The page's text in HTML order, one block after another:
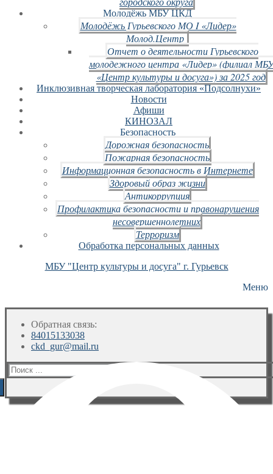
Молодёжь МБУ ЦКД
Молодёжь Гурьевского МО I «Лидер»
Молод.Центр
Отчет о деятельности Гурьевского
молодежного центра «Лидер» (филиал
«Центр культуры и досуга») за 2025 год
Инклюзивная творческая лаборатория «Подсолнухи»
Новости
Афиши
КИНОЗАЛ
Безопасность
Дорожная безопасность
Пожарная безопасность
Информационная безопасность в Интернете
Здоровый образ жизни
Антикоррупция
Профилактика безопасности и правонарушения
несовершеннолетних
Терроризм
Обработка персональных данных
МБУ "Центр культуры и досуга" г. Гурьевск
Меню
Обратная связь:
84015133038
ckd_gur@mail.ru
Искать: